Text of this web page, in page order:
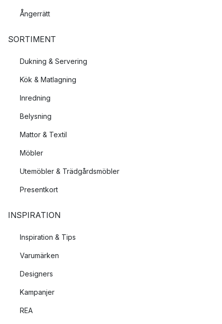
Ångerrätt
SORTIMENT
Dukning & Servering
Kök & Matlagning
Inredning
Belysning
Mattor & Textil
Möbler
Utemöbler & Trädgårdsmöbler
Presentkort
INSPIRATION
Inspiration & Tips
Varumärken
Designers
Kampanjer
REA